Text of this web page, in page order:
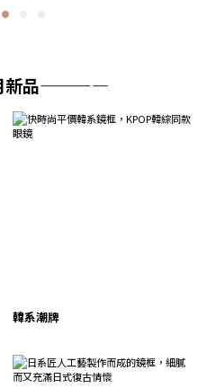
品————
韓系潮牌